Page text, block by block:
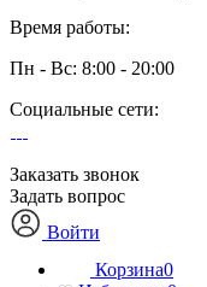
Время работы:
Пн - Вс: 8:00 - 20:00
Социальные сети:
Заказать звонок
Задать вопрос
Войти
Корзина0